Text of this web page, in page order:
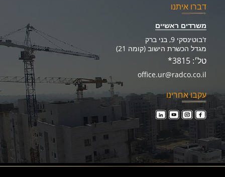
דברו איתנו
משרדים ראשיים
ז'בוטינסקי 9, בני ברק
מגדל הכשרת הישוב (קומה 21)
טל׳: 3815*
office.ur@radco.co.il
עקבו אחרינו